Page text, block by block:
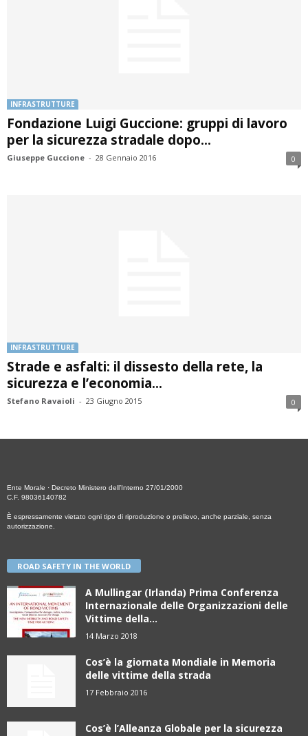
INFRASTRUTTURE
Fondazione Luigi Guccione: gruppi di lavoro
per la sicurezza stradale dopo...
Giuseppe Guccione - 28 Gennaio 2016 0
INFRASTRUTTURE
Strade e asfalti: il dissesto della rete, la
sicurezza e l’economia...
Stefano Ravaioli - 23 Giugno 2015 0
Ente Morale · Decreto Ministero dell’Interno 27/01/2000
C.F. 98036140782
È espressamente vietato ogni tipo di riproduzione o prelievo, anche parziale, senza
autorizzazione.
ROAD SAFETY IN THE WORLD
A Mullingar (Irlanda) Prima Conferenza
Internazionale delle Organizzazioni delle
Vittime della...
14 Marzo 2018
Cos’è la giornata Mondiale in Memoria
delle vittime della strada
17 Febbraio 2016
Cos’è l’Alleanza Globale per la sicurezza